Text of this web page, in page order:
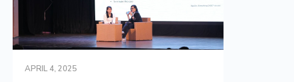
APRIL 4, 2025